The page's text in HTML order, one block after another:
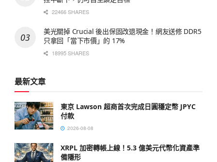
22466 SHARES
美光關掉 Crucial 後出保固改退現金！網友送修 DDR5
只拿回「當下市價」的 17%
18995 SHARES
最新文章
東京 Lawson 超商首次完成日圓穩定幣 JPYC
付款
2026-08-08
XRPL 加密轉帳上線！5.3 億美元代幣化資產準
備隱形